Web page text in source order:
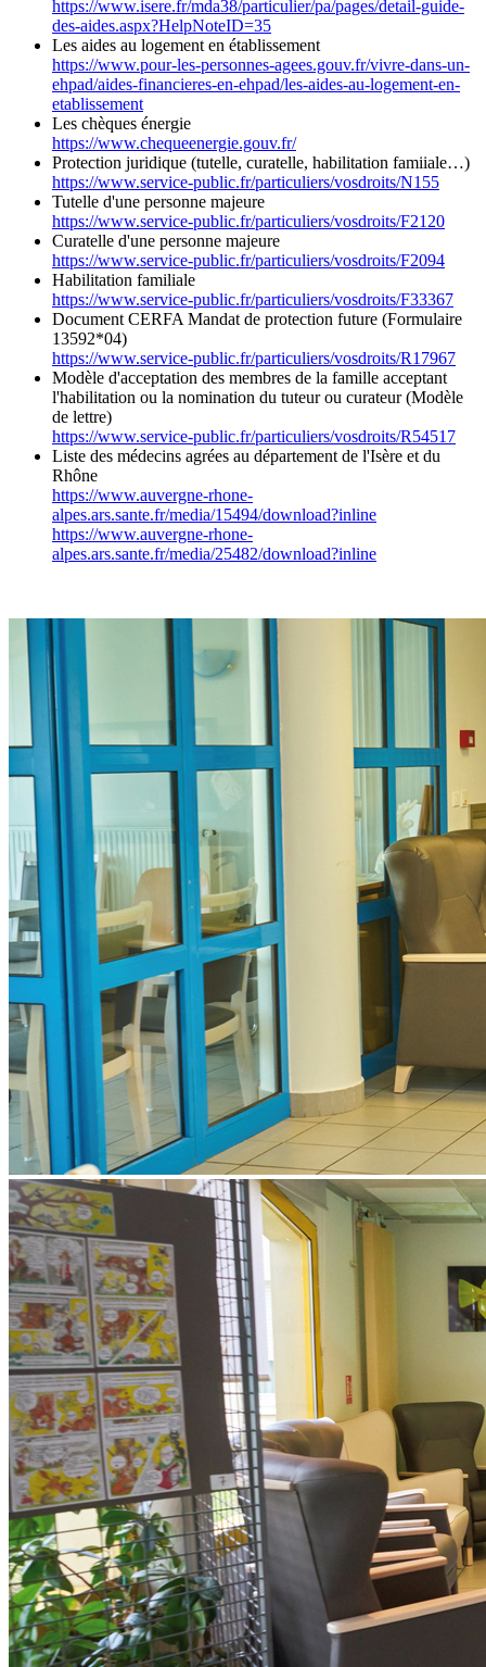
https://www.isere.fr/mda38/particulier/pa/pages/detail-guide-
des-aides.aspx?HelpNoteID=35
Les aides au logement en établissement
https://www.pour-les-personnes-agees.gouv.fr/vivre-dans-un-
ehpad/aides-financieres-en-ehpad/les-aides-au-logement-en-
etablissement
Les chèques énergie
https://www.chequeenergie.gouv.fr/
Protection juridique (tutelle, curatelle, habilitation famiiale…)
https://www.service-public.fr/particuliers/vosdroits/N155
Tutelle d'une personne majeure
https://www.service-public.fr/particuliers/vosdroits/F2120
Curatelle d'une personne majeure
https://www.service-public.fr/particuliers/vosdroits/F2094
Habilitation familiale
https://www.service-public.fr/particuliers/vosdroits/F33367
Document CERFA Mandat de protection future (Formulaire
13592*04)
https://www.service-public.fr/particuliers/vosdroits/R17967
Modèle d'acceptation des membres de la famille acceptant
l'habilitation ou la nomination du tuteur ou curateur (Modèle
de lettre)
https://www.service-public.fr/particuliers/vosdroits/R54517
Liste des médecins agrées au département de l'Isère et du
Rhône
https://www.auvergne-rhone-
alpes.ars.sante.fr/media/15494/download?inline
https://www.auvergne-rhone-
alpes.ars.sante.fr/media/25482/download?inline